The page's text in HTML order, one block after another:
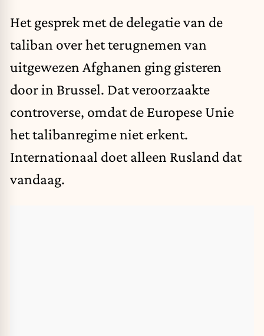
Het gesprek met de delegatie van de
taliban over het terugnemen van
uitgewezen Afghanen ging gisteren
door in Brussel. Dat veroorzaakte
controverse, omdat de Europese Unie
het talibanregime niet erkent.
Internationaal doet alleen Rusland dat
vandaag.